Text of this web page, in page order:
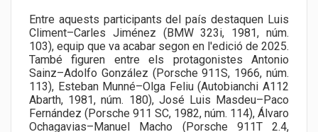
Entre aquests participants del país destaquen Luis
Climent–Carles Jiménez (BMW 323i, 1981, núm.
103), equip que va acabar segon en l'edició de 2025.
També figuren entre els protagonistes Antonio
Sainz–Adolfo González (Porsche 911S, 1966, núm.
113), Esteban Munné–Olga Feliu (Autobianchi A112
Abarth, 1981, núm. 180), José Luis Masdeu–Paco
Fernández (Porsche 911 SC, 1982, núm. 114), Álvaro
Ochagavias–Manuel Macho (Porsche 911T 2.4,